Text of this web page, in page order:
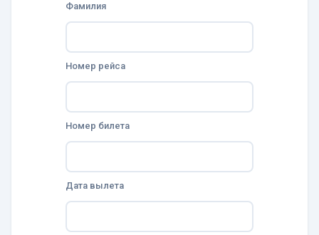
Фамилия
Номер рейса
Номер билета
Дата вылета